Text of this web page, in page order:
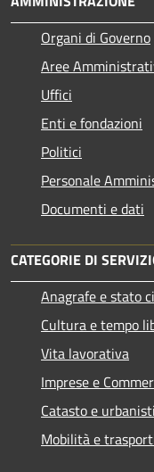
Organi di Governo
Aree
Uffici
Enti e fondazioni
Politici
Personale
Documenti e dati
CATEGORIE DI
Anagrafe e stato
Cultura e tempo
Vita lavorativa
Imprese e
Catasto e
Mobilità e